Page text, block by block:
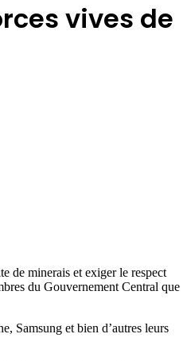
vives de
de minerais et exiger le respect
du Gouvernement Central que
Samsung et bien d’autres leurs